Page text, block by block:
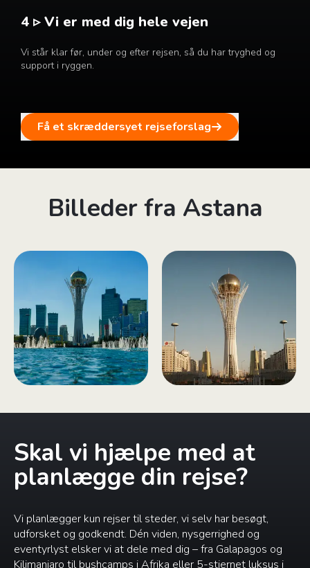
4 ▹ Vi er med dig hele vejen
Vi står klar før, under og efter rejsen, så du har tryghed og
support i ryggen.
Få et skræddersyet rejseforslag
Billeder fra Astana
Skal vi hjælpe med at
planlægge din rejse?
Vi planlægger kun rejser til steder, vi selv har besøgt,
udforsket og godkendt. Dén viden, nysgerrighed og
eventyrlyst elsker vi at dele med dig – fra Galapagos og
Kilimanjaro til bushcamps i Afrika eller 5-stjernet luksus i